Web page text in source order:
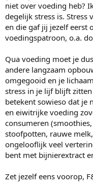
niet over voeding heb?
degelijk stress is. Stress
en die gaf jij jezelf eerst
voedingspatroon, o.a.
Qua voeding moet je
andere langzaam
omgegooid en je
stress in je lijf blijft zitten
betekent sowieso dat je
en eiwitrijke voeding
consumeren
stoofpotten, rauwe
ongelooflijk veel
bent met bijnierextract
Zet jezelf eens voorop,